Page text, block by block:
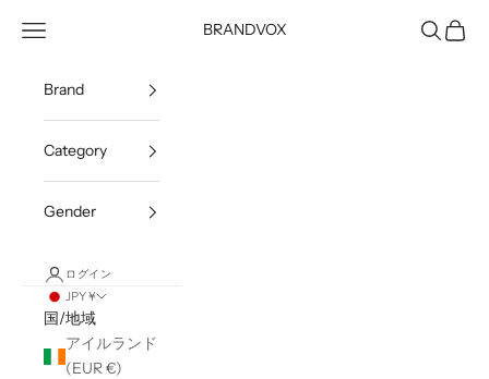
BRANDVOX
メニューを開く 検索を開
カー
Brand
Category
Gender
ログイン
JPY ¥
国/地域
アイルランド
(EUR €)